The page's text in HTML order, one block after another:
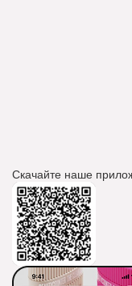
Скачайте наше